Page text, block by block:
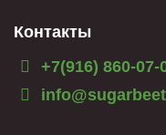
Контакты
+7(916) 860-07-